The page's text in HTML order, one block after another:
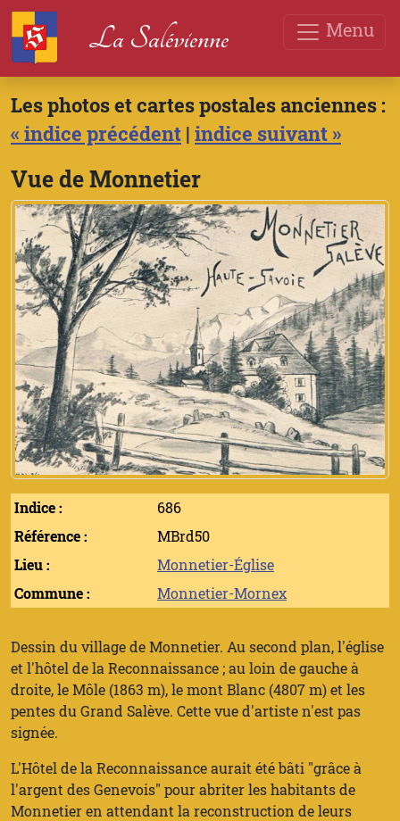
Menu
La Salévienne
Les photos et cartes postales anciennes :
« indice précédent | indice suivant »
Vue de Monnetier
Indice :
686
Référence :
MBrd50
Lieu :
Monnetier-Église
Commune :
Monnetier-Mornex
Dessin du village de Monnetier. Au second plan, l'église
et l'hôtel de la Reconnaissance ; au loin de gauche à
droite, le Môle (1863 m), le mont Blanc (4807 m) et les
pentes du Grand Salève. Cette vue d'artiste n'est pas
signée.
L'Hôtel de la Reconnaissance aurait été bâti "grâce à
l'argent des Genevois" pour abriter les habitants de
Monnetier en attendant la reconstruction de leurs